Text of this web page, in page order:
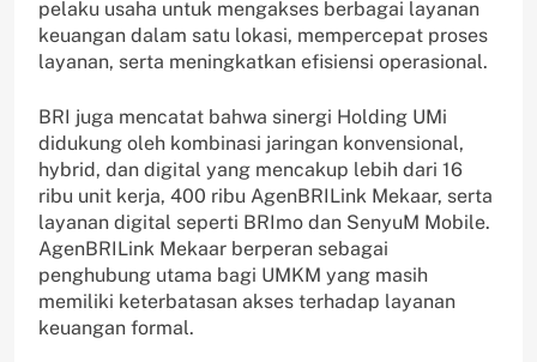
pelaku usaha untuk mengakses berbagai layanan
keuangan dalam satu lokasi, mempercepat proses
layanan, serta meningkatkan efisiensi operasional.
BRI juga mencatat bahwa sinergi Holding UMi
didukung oleh kombinasi jaringan konvensional,
hybrid, dan digital yang mencakup lebih dari 16
ribu unit kerja, 400 ribu AgenBRILink Mekaar, serta
layanan digital seperti BRImo dan SenyuM Mobile.
AgenBRILink Mekaar berperan sebagai
penghubung utama bagi UMKM yang masih
memiliki keterbatasan akses terhadap layanan
keuangan formal.